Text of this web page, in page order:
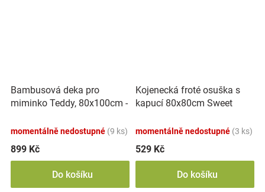
Bambusová deka pro
miminko Teddy, 80x100cm -
momentálně nedostupné (9 ks)
899 Kč
Do košíku
Kojenecká froté osuška s
kapucí 80x80cm Sweet
momentálně nedostupné (3 ks)
529 Kč
Do košíku